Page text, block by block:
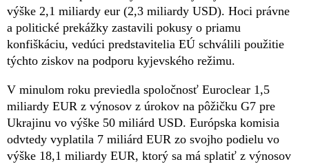
výške 2,1 miliardy eur (2,3 miliardy USD). Hoci právne
a politické prekážky zastavili pokusy o priamu
konfiškáciu, vedúci predstavitelia EÚ schválili použitie
týchto ziskov na podporu kyjevského režimu.
V minulom roku previedla spoločnosť Euroclear 1,5
miliardy EUR z výnosov z úrokov na pôžičku G7 pre
Ukrajinu vo výške 50 miliárd USD. Európska komisia
odvtedy vyplatila 7 miliárd EUR zo svojho podielu vo
výške 18,1 miliardy EUR, ktorý sa má splatiť z výnosov